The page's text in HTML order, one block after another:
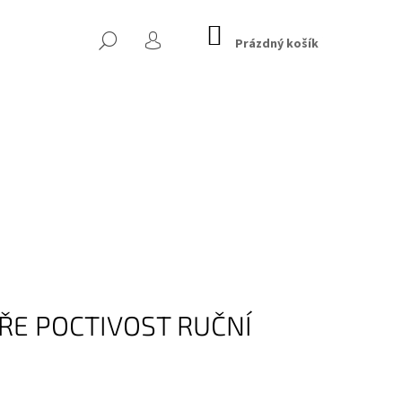
HLEDAT
PŘIHLÁŠENÍ
NÁKUPNÍ
KOŠÍK
Prázdný košík
POCTIVOST RUČNÍ